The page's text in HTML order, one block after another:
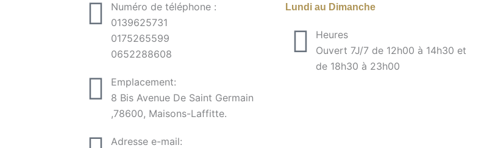
Numéro de téléphone :
0139625731
0175265599
0652288608
Emplacement:
8 Bis Avenue De Saint Germain
,78600, Maisons-Laffitte.
Adresse e-mail:
Lundi au Dimanche
Heures
Ouvert 7J/7 de 12h00 à 14h30 et
de 18h30 à 23h00